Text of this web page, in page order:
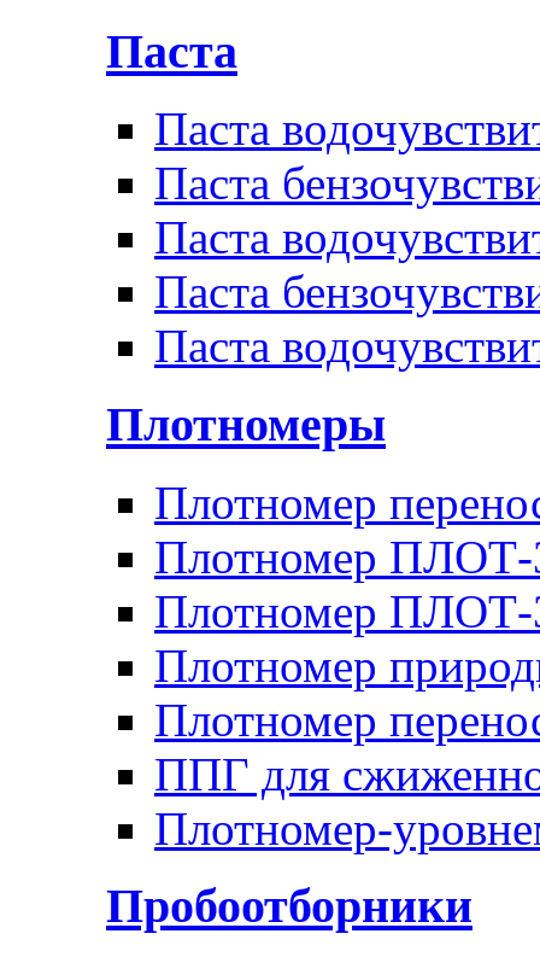
Паста
Паста
Паста
Паста
Паста
Паста
Плотномеры
Плотномер
Плотномер
Плотномер
Плотномер
Плотномер
ППГ для
Плотномер-
Пробоотборники